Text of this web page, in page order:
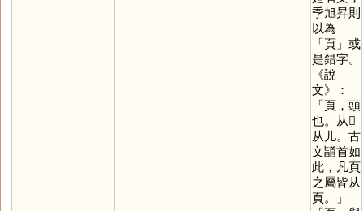
季旭昇則
以為
「頁」或
是錯字。
《說
文》：
「頁，頭
也。从𦣻
从儿。古
文䭫首如
此，凡頁
之屬皆从
頁。」